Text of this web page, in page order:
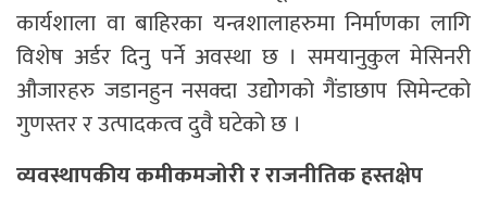
कार्यशाला वा बाहिरका यन्त्रशालाहरुमा निर्माणका लागि
विशेष अर्डर दिनु पर्ने अवस्था छ । समयानुकुल मेसिनरी
औजारहरु जडानहुन नसक्दा उद्योेगको गैंडाछाप सिमेन्टको
गुणस्तर र उत्पादकत्व दुवै घटेको छ ।
व्यवस्थापकीय कमीकमजोरी र राजनीतिक हस्तक्षेप